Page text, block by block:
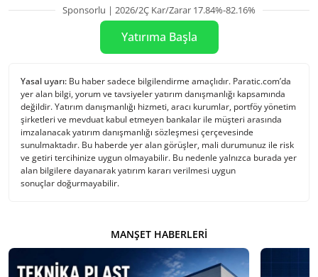
Sponsorlu | 2026/2Ç Kar/Zarar 17.84%-82.16%
Yatırıma Başla
Yasal uyarı: Bu haber sadece bilgilendirme amaçlıdır. Paratic.com’da
yer alan bilgi, yorum ve tavsiyeler yatırım danışmanlığı kapsamında
değildir. Yatırım danışmanlığı hizmeti, aracı kurumlar, portföy yönetim
şirketleri ve mevduat kabul etmeyen bankalar ile müşteri arasında
imzalanacak yatırım danışmanlığı sözleşmesi çerçevesinde
sunulmaktadır. Bu haberde yer alan görüşler, mali durumunuz ile risk
ve getiri tercihinize uygun olmayabilir. Bu nedenle yalnızca burada yer
alan bilgilere dayanarak yatırım kararı verilmesi uygun
sonuçlar doğurmayabilir.
MANŞET HABERLERI